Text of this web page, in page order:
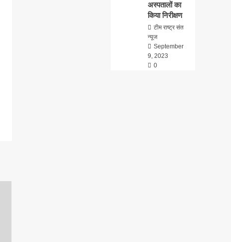
अस्पतालों का
किया निरीक्षण
टीम राष्ट्र संत
न्यूज
September
9, 2023
0